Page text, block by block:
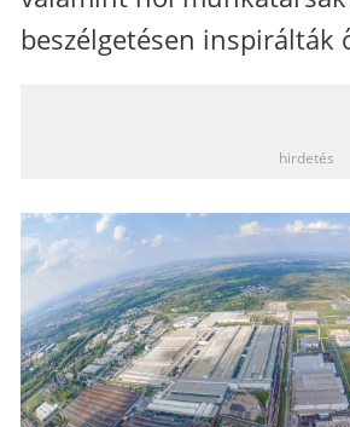
beszélgetésen inspirálták
hirdetés